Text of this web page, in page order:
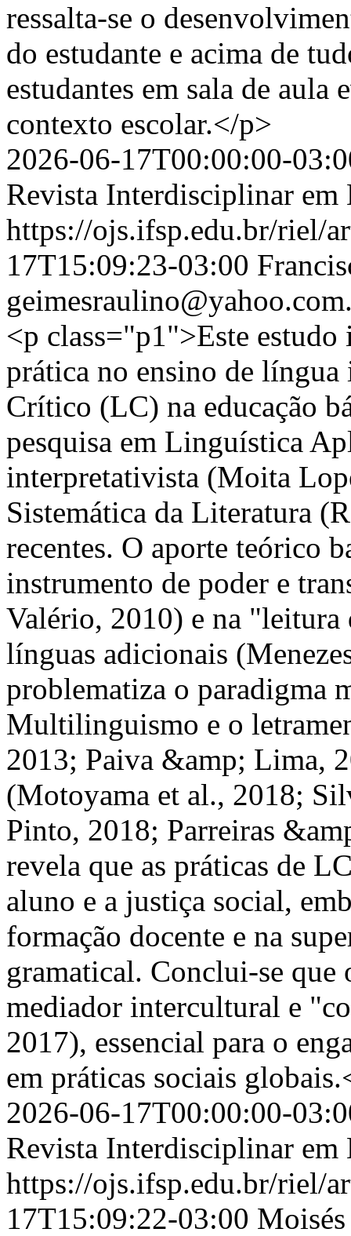
ressalta-se o
do estudante e acima de
estudantes em sala de aula
contexto escolar.</p>
2026-06-17T00:00:00-
Revista Interdisciplinar em
https://ojs.ifsp.edu.br/riel/
17T15:09:23-03:00
<p class="p1">Este estudo
prática no ensino de
Crítico (LC) na educação
pesquisa em Linguística
interpretativista (Moita
Sistemática da Literatura
recentes. O aporte teórico
instrumento de poder e
Valério, 2010) e na
línguas adicionais
problematiza o paradigma
Multilinguismo e o
2013; Paiva &amp; Lima,
(Motoyama et al., 2018;
Pinto, 2018; Parreiras
revela que as práticas de
aluno e a justiça social,
formação docente e na
gramatical. Conclui-se que
mediador intercultural e
2017), essencial para o
em práticas sociais
2026-06-17T00:00:00-
Revista Interdisciplinar em
https://ojs.ifsp.edu.br/riel/
17T15:09:22-03:00